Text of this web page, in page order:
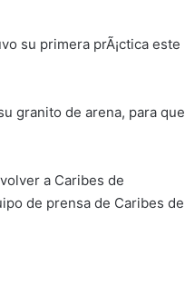
su primera prÃ¡ctica este
granito de arena, para que
a Caribes de
de prensa de Caribes de